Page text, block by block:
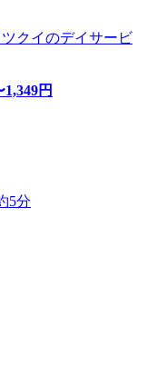
クイのデイサービ
1,349円
5分